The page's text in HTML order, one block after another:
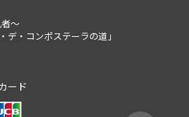
～
デ・コンポステーラの道」
ード